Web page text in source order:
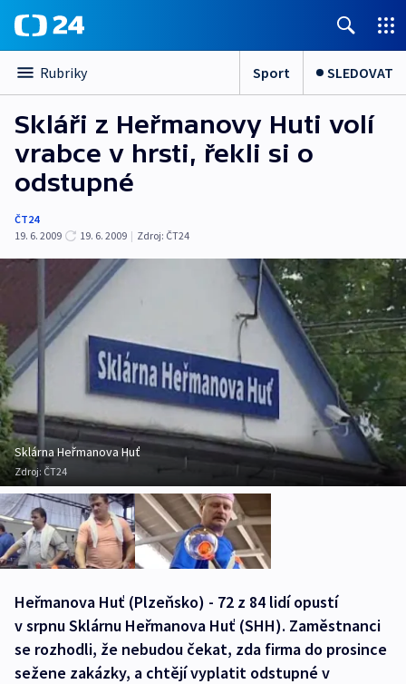
Rubriky Sport SLEDOVAT
Skláři z Heřmanovy Huti volí
vrabce v hrsti, řekli si o
odstupné
ČT24
19. 6. 2009
19. 6. 2009 | Zdroj: ČT24
Sklárna Heřmanova Huť
Zdroj: ČT24
Heřmanova Huť (Plzeňsko) - 72 z 84 lidí opustí
v srpnu Sklárnu Heřmanova Huť (SHH). Zaměstnanci
se rozhodli, že nebudou čekat, zda firma do prosince
sežene zakázky, a chtějí vyplatit odstupné v